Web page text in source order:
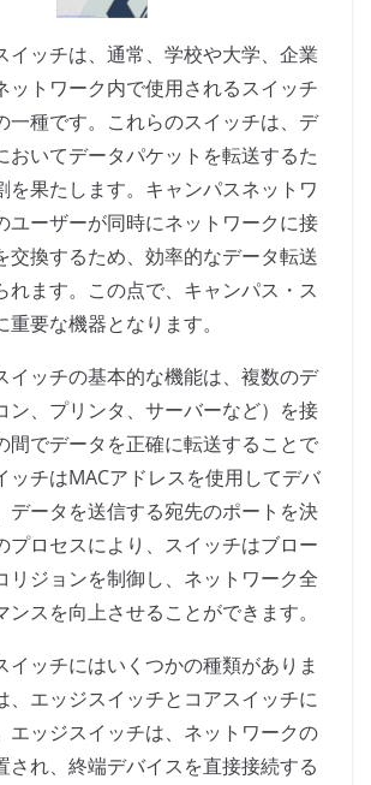
イッチは、通常、学校や大学、企業
ットワーク内で使用されるスイッチ
一種です。これらのスイッチは、デ
おいてデータパケットを転送するた
を果たします。キャンパスネットワ
ユーザーが同時にネットワークに接
交換するため、効率的なデータ転送
れます。この点で、キャンパス・ス
要な機器となります。
イッチの基本的な機能は、複数のデ
ン、プリンタ、サーバーなど）を接
間でデータを正確に転送することで
ッチはMACアドレスを使用してデバ
データを送信する宛先のポートを決
プロセスにより、スイッチはブロー
リジョンを制御し、ネットワーク全
スを向上させることができます。
イッチにはいくつかの種類がありま
、エッジスイッチとコアスイッチに
エッジスイッチは、ネットワークの
され、終端デバイスを直接接続する